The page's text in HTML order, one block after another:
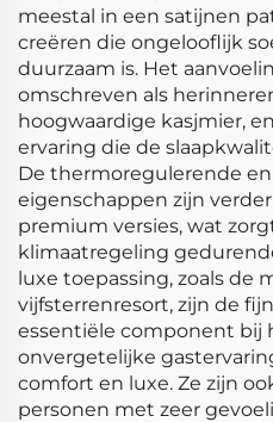
meestal in een satijnen
creëren die ongelooflijk
duurzaam is. Het
omschreven als
hoogwaardige kasjmier,
ervaring die de
De thermoregulerende
eigenschappen zijn
premium versies, wat
klimaatregeling
luxe toepassing, zoals de
vijfsterrenresort, zijn de
essentiële component bij
onvergetelijke
comfort en luxe. Ze zijn
personen met zeer